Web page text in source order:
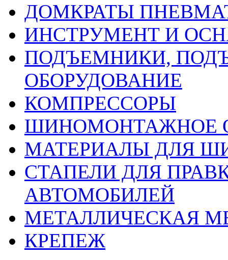
ДОМКРАТЫ
ИНСТРУМЕНТ И
ПОДЪЕМНИКИ,
ОБОРУДОВАНИЕ
КОМПРЕССОРЫ
ШИНОМОНТАЖНОЕ
МАТЕРИАЛЫ ДЛЯ
СТАПЕЛИ ДЛЯ
АВТОМОБИЛЕЙ
МЕТАЛЛИЧЕСКАЯ
КРЕПЕЖ